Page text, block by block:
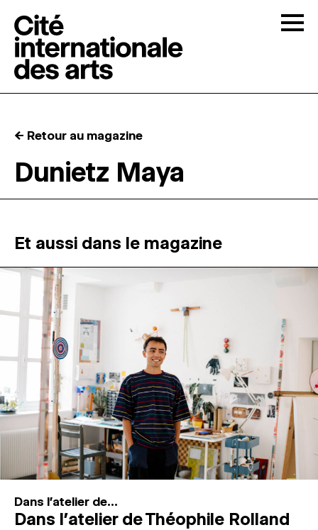
RÉSIDENCES ↓
ATELIERS OUVERTS
PROGRAMMATION
MAGAZINE
ESPACES DE PRATIQUE ARTISTIQUE ↓
Recherche
Connexion
← Retour au magazine
Dunietz Maya
Et aussi dans le magazine
Dans l'atelier de...
Dans l’atelier de Théophile Rolland